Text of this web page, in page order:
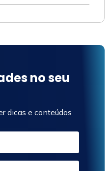
no seu
dicas e conteúdos